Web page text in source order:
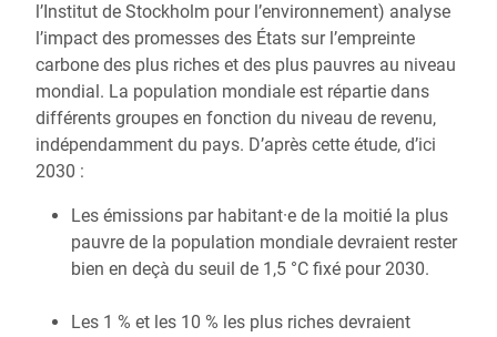
l’Institut de Stockholm pour l’environnement) analyse
l’impact des promesses des États sur l’empreinte
carbone des plus riches et des plus pauvres au niveau
mondial. La population mondiale est répartie dans
différents groupes en fonction du niveau de revenu,
indépendamment du pays. D’après cette étude, d’ici
2030 :
Les émissions par habitant·e de la moitié la plus
pauvre de la population mondiale devraient rester
bien en deçà du seuil de 1,5 °C fixé pour 2030.
Les 1 % et les 10 % les plus riches devraient